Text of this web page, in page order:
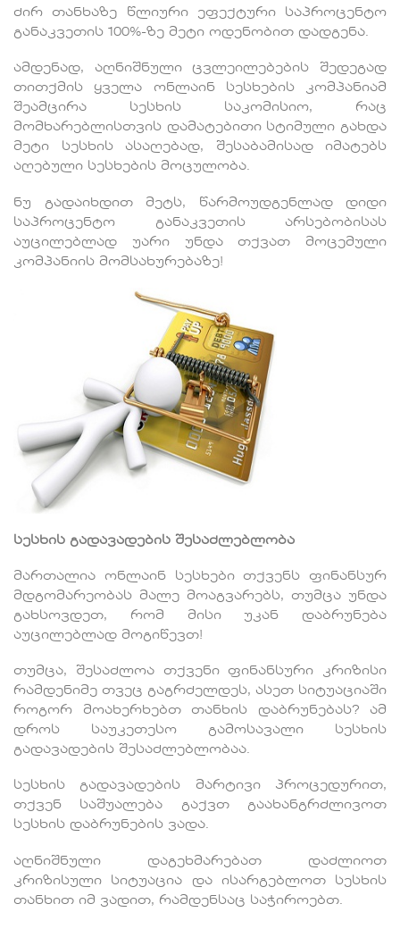
ძირ თანხაზე წლიური ეფექტური საპროცენტო
განაკვეთის 100%-ზე მეტი ოდენობით დადგენა.
ამდენად, აღნიშნული ცვლეილებების შედეგად
თითქმის ყველა ონლაინ სესხების კომპანიამ
შეამცირა სესხის საკომისიო, რაც
მომხარებლისთვის დამატებითი სტიმული გახდა
მეტი სესხის ასაღებად, შესაბამისად იმატებს
აღებული სესხების მოცულობა.
ნუ გადაიხდით მეტს, წარმოუდგენლად დიდი
საპროცენტო განაკვეთის არსებობისას
აუცილებლად უარი უნდა თქვათ მოცემული
კომპანიის მომსახურებაზე!
სესხის გადავადების შესაძლებლობა
მართალია ონლაინ სესხები თქვენს ფინანსურ
მდგომარეობას მალე მოაგვარებს, თუმცა უნდა
გახსოვდეთ, რომ მისი უკან დაბრუნება
აუცილებლად მოგიწევთ!
თუმცა, შესაძლოა თქვენი ფინანსური კრიზისი
რამდენიმე თვეც გაგრძელდეს, ასეთ სიტუაციაში
როგორ მოახერხებთ თანხის დაბრუნებას? ამ
დროს საუკეთესო გამოსავალი სესხის
გადავადების შესაძლებლობაა.
სესხის გადავადების მარტივი პროცედურით,
თქვენ საშუალება გაქვთ გაახანგრძლივოთ
სესხის დაბრუნების ვადა.
აღნიშნული დაგეხმარებათ დაძლიოთ
კრიზისული სიტუაცია და ისარგებლოთ სესხის
თანხით იმ ვადით, რამდენსაც საჭიროებთ.